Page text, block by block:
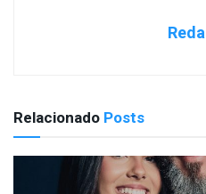
Relacionado Posts